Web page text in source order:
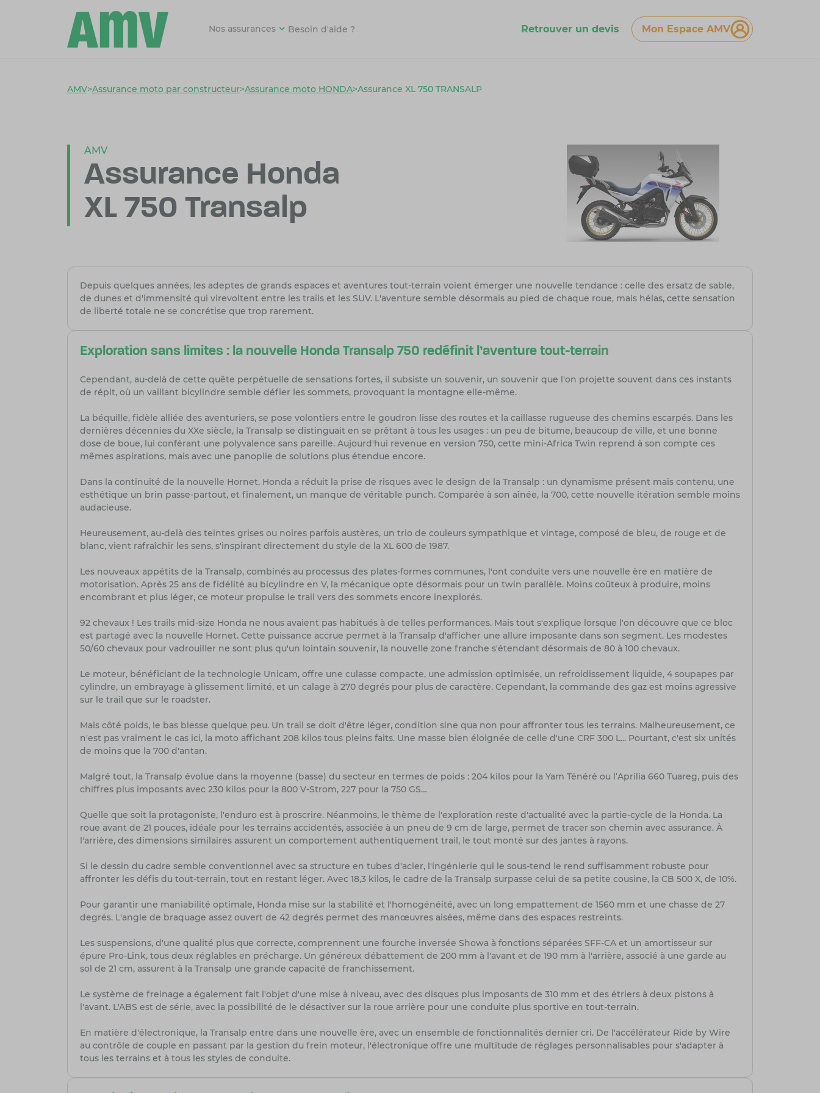
Nos assurances Besoin d'aide ? Retrouver un devis Mon Espace AMV
AMV>Assurance moto par constructeur>Assurance moto HONDA>Assurance XL 750 TRANSALP
AMV
Assurance Honda
XL 750 Transalp
Depuis quelques années, les adeptes de grands espaces et aventures tout-terrain voient émerger une nouvelle tendance : celle des ersatz de sable,
de dunes et d'immensité qui virevoltent entre les trails et les SUV. L'aventure semble désormais au pied de chaque roue, mais hélas, cette sensation
de liberté totale ne se concrétise que trop rarement.
Exploration sans limites : la nouvelle Honda Transalp 750 redéfinit l'aventure tout-terrain
Cependant, au-delà de cette quête perpétuelle de sensations fortes, il subsiste un souvenir, un souvenir que l'on projette souvent dans ces instants
de répit, où un vaillant bicylindre semble défier les sommets, provoquant la montagne elle-même.
La béquille, fidèle alliée des aventuriers, se pose volontiers entre le goudron lisse des routes et la caillasse rugueuse des chemins escarpés. Dans les
dernières décennies du XXe siècle, la Transalp se distinguait en se prêtant à tous les usages : un peu de bitume, beaucoup de ville, et une bonne
dose de boue, lui conférant une polyvalence sans pareille. Aujourd'hui revenue en version 750, cette mini-Africa Twin reprend à son compte ces
mêmes aspirations, mais avec une panoplie de solutions plus étendue encore.
Dans la continuité de la nouvelle Hornet, Honda a réduit la prise de risques avec le design de la Transalp : un dynamisme présent mais contenu, une
esthétique un brin passe-partout, et finalement, un manque de véritable punch. Comparée à son aînée, la 700, cette nouvelle itération semble moins
audacieuse.
Heureusement, au-delà des teintes grises ou noires parfois austères, un trio de couleurs sympathique et vintage, composé de bleu, de rouge et de
blanc, vient rafraîchir les sens, s'inspirant directement du style de la XL 600 de 1987.
Les nouveaux appétits de la Transalp, combinés au processus des plates-formes communes, l'ont conduite vers une nouvelle ère en matière de
motorisation. Après 25 ans de fidélité au bicylindre en V, la mécanique opte désormais pour un twin parallèle. Moins coûteux à produire, moins
encombrant et plus léger, ce moteur propulse le trail vers des sommets encore inexplorés.
92 chevaux ! Les trails mid-size Honda ne nous avaient pas habitués à de telles performances. Mais tout s'explique lorsque l'on découvre que ce bloc
est partagé avec la nouvelle Hornet. Cette puissance accrue permet à la Transalp d'afficher une allure imposante dans son segment. Les modestes
50/60 chevaux pour vadrouiller ne sont plus qu'un lointain souvenir, la nouvelle zone franche s'étendant désormais de 80 à 100 chevaux.
Le moteur, bénéficiant de la technologie Unicam, offre une culasse compacte, une admission optimisée, un refroidissement liquide, 4 soupapes par
cylindre, un embrayage à glissement limité, et un calage à 270 degrés pour plus de caractère. Cependant, la commande des gaz est moins agressive
sur le trail que sur le roadster.
Mais côté poids, le bas blesse quelque peu. Un trail se doit d'être léger, condition sine qua non pour affronter tous les terrains. Malheureusement, ce
n'est pas vraiment le cas ici, la moto affichant 208 kilos tous pleins faits. Une masse bien éloignée de celle d'une CRF 300 L... Pourtant, c'est six unités
de moins que la 700 d'antan.
Malgré tout, la Transalp évolue dans la moyenne (basse) du secteur en termes de poids : 204 kilos pour la Yam Ténéré ou l’Aprilia 660 Tuareg, puis des
chiffres plus imposants avec 230 kilos pour la 800 V-Strom, 227 pour la 750 GS…
Quelle que soit la protagoniste, l'enduro est à proscrire. Néanmoins, le thème de l'exploration reste d'actualité avec la partie-cycle de la Honda. La
roue avant de 21 pouces, idéale pour les terrains accidentés, associée à un pneu de 9 cm de large, permet de tracer son chemin avec assurance. À
l'arrière, des dimensions similaires assurent un comportement authentiquement trail, le tout monté sur des jantes à rayons.
Si le dessin du cadre semble conventionnel avec sa structure en tubes d'acier, l'ingénierie qui le sous-tend le rend suffisamment robuste pour
affronter les défis du tout-terrain, tout en restant léger. Avec 18,3 kilos, le cadre de la Transalp surpasse celui de sa petite cousine, la CB 500 X, de 10%.
Pour garantir une maniabilité optimale, Honda mise sur la stabilité et l'homogénéité, avec un long empattement de 1560 mm et une chasse de 27
degrés. L'angle de braquage assez ouvert de 42 degrés permet des manœuvres aisées, même dans des espaces restreints.
Les suspensions, d'une qualité plus que correcte, comprennent une fourche inversée Showa à fonctions séparées SFF-CA et un amortisseur sur
épure Pro-Link, tous deux réglables en précharge. Un généreux débattement de 200 mm à l'avant et de 190 mm à l'arrière, associé à une garde au
sol de 21 cm, assurent à la Transalp une grande capacité de franchissement.
Le système de freinage a également fait l'objet d'une mise à niveau, avec des disques plus imposants de 310 mm et des étriers à deux pistons à
l'avant. L'ABS est de série, avec la possibilité de le désactiver sur la roue arrière pour une conduite plus sportive en tout-terrain.
En matière d'électronique, la Transalp entre dans une nouvelle ère, avec un ensemble de fonctionnalités dernier cri. De l'accélérateur Ride by Wire
au contrôle de couple en passant par la gestion du frein moteur, l'électronique offre une multitude de réglages personnalisables pour s'adapter à
tous les terrains et à tous les styles de conduite.